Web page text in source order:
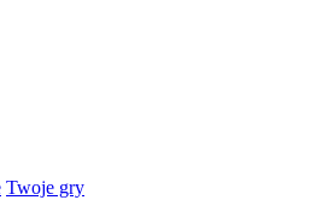
Twoje gry